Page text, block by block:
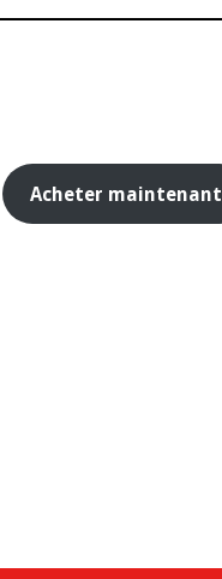
Acheter maintenant